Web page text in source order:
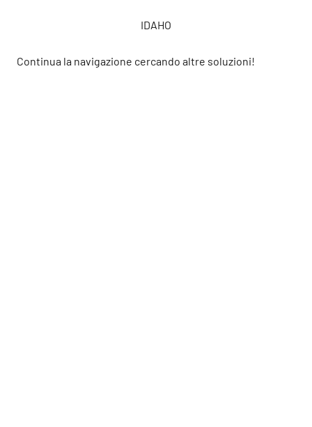
IDAHO
Continua la navigazione cercando altre soluzioni!